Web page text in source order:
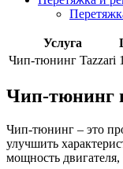
Услуга
Чип-тюнинг Tazzari
Чип-тюнинг
Чип-тюнинг – это
улучшить
мощность